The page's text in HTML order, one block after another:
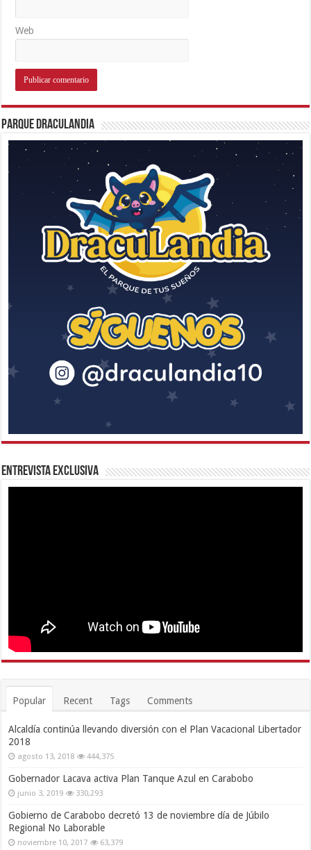
Web
Parque Draculandia
Entrevista Exclusiva
Popular Recent Tags Comments
Alcaldía continúa llevando diversión con el Plan Vacacional Libertador
2018
agosto 13, 2018 444,375
Gobernador Lacava activa Plan Tanque Azul en Carabobo
junio 3, 2019 330,293
Gobierno de Carabobo decretó 13 de noviembre día de Júbilo
Regional No Laborable
noviembre 10, 2017 63,379